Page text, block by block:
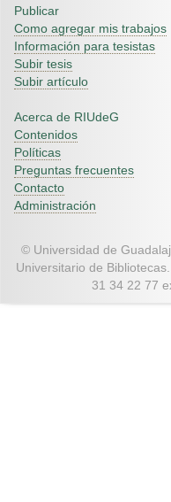
Publicar
Como agregar mis trabajos
Información para tesistas
Subir tesis
Subir artículo
Acerca de RIUdeG
Contenidos
Políticas
Preguntas frecuentes
Contacto
Administración
© Universidad de
Universitario de Bibliotecas.
31 34 22 77